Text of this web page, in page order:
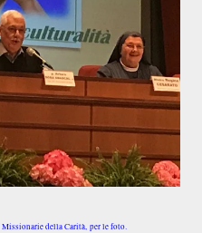
Missionarie della Carità, per le foto.